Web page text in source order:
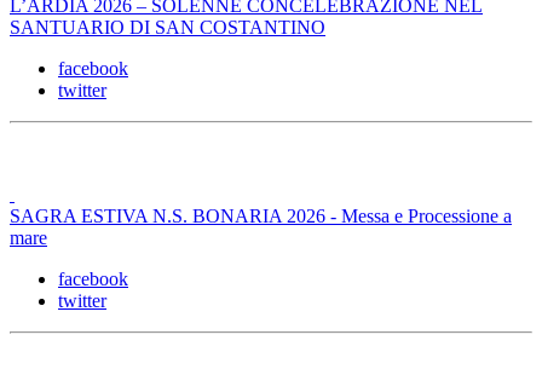
L’ARDIA 2026 – SOLENNE CONCELEBRAZIONE NEL
SANTUARIO DI SAN COSTANTINO
facebook
twitter
SAGRA ESTIVA N.S. BONARIA 2026 - Messa e Processione a
mare
facebook
twitter